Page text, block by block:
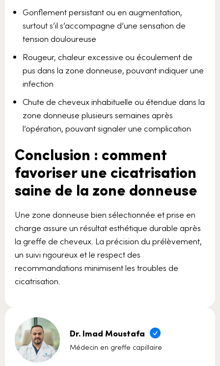
Gonflement persistant ou en augmentation,
surtout s’il s’accompagne d’une sensation de
tension douloureuse
Rougeur, chaleur excessive ou écoulement de
pus dans la zone donneuse, pouvant indiquer une
infection
Chute de cheveux inhabituelle ou étendue dans la
zone donneuse plusieurs semaines après
l’opération, pouvant signaler une complication
Conclusion : comment
favoriser une cicatrisation
saine de la zone donneuse
Une zone donneuse bien sélectionnée et prise en
charge assure un résultat esthétique durable après
la greffe de cheveux. La précision du prélèvement,
un suivi rigoureux et le respect des
recommandations minimisent les troubles de
cicatrisation.
Dr. Imad Moustafa
Médecin en greffe capillaire